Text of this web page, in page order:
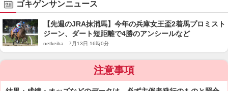
ゴキゲンサンニュース
【先週のJRA抹消馬】今年の兵庫女王盃2着馬プロミスト
ジーン、ダート短距離で4勝のアンシールなど
netkeiba 7月13日 16時0分
注意事項